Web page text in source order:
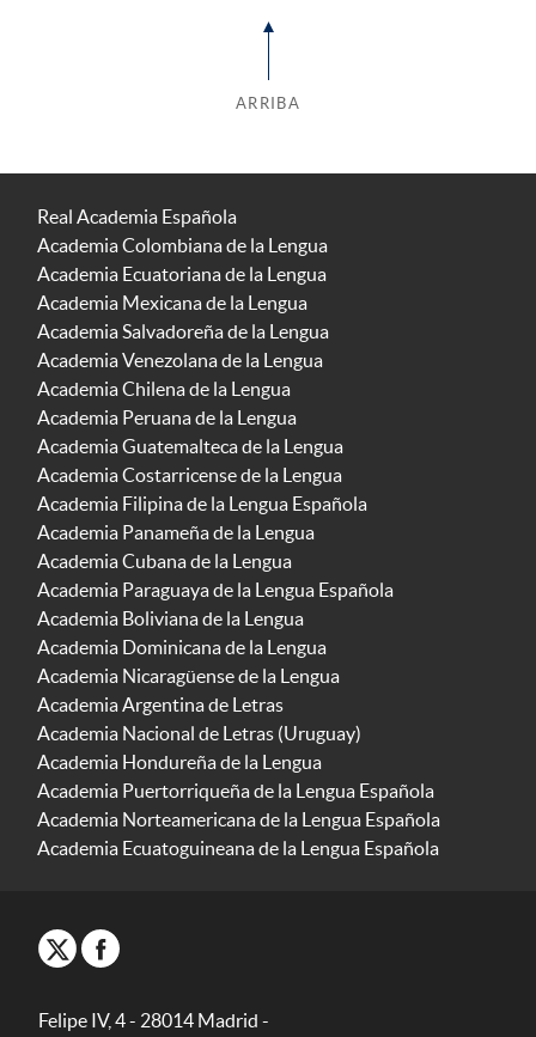
ARRIBA
Real Academia Española
Academia Colombiana de la Lengua
Academia Ecuatoriana de la Lengua
Academia Mexicana de la Lengua
Academia Salvadoreña de la Lengua
Academia Venezolana de la Lengua
Academia Chilena de la Lengua
Academia Peruana de la Lengua
Academia Guatemalteca de la Lengua
Academia Costarricense de la Lengua
Academia Filipina de la Lengua Española
Academia Panameña de la Lengua
Academia Cubana de la Lengua
Academia Paraguaya de la Lengua Española
Academia Boliviana de la Lengua
Academia Dominicana de la Lengua
Academia Nicaragüense de la Lengua
Academia Argentina de Letras
Academia Nacional de Letras (Uruguay)
Academia Hondureña de la Lengua
Academia Puertorriqueña de la Lengua Española
Academia Norteamericana de la Lengua Española
Academia Ecuatoguineana de la Lengua Española
Felipe IV, 4 - 28014 Madrid -